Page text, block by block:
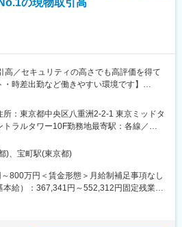
西取手駅、今市駅、東宿郷駅、城東駅、西
谷駅(東京都)、牛田駅(東京都)、荒川一中
北駅、青梅街道駅、布田駅、新高島駅、
子駅、緑町駅、海老名駅(相模線)、西松本
気ビル前駅、南富山駅、片原町駅(富山
岐阜駅、羽島市役所前駅、関駅(岐阜県)、市
、美薗中央公園駅、瑞穂区役所駅、水野
橋駅、一乗寺駅、宇治駅(奈良線)、野田阪神
芝駅、倉敷市駅、山頂駅(千光寺山)、高知
東新木駅、甘木駅(甘木鉄道線)、長崎駅前
資料館駅、佐世保中央駅、人吉駅、奥武山
北海道)、千歳町駅(北海道)、函館アリーナ
駅、電鉄富山駅・エスタ前駅、南富山駅前
址大名町駅、新那加駅、瀬戸市駅、元田中
山駅、府中駅(東京都)、国領駅、瀬谷駅、
駅、鷺沼駅、小田原駅、藤沢駅、秦野駅、
田駅(新潟県)、柏崎駅、直江津駅、松本駅、
駅、駒ケ根駅、穂高駅、岡谷駅、地鉄ビル
福井駅、武生駅、名鉄岐阜駅、大垣駅、江
、高山駅、多治見駅、那加駅、可児駅、
川駅、高塚駅、半田駅、左京山駅、大府
崎駅、西尾駅、刈谷市駅、国府宮駅、安
浜駅、野洲駅、東舞鶴駅、茶山・京都芸術
路駅、京都駅、ＪＲ小倉駅、野田駅(阪神
の現物取引高
高／セキュリティの高さでも高評価を得て
時差出勤など働きやすい環境です】
とする当社のQAエンジニアのリーダーとし
記業務をお任せします。
ート
所：東京都中央区八重洲2-2-1 東京ミッドタ
トラルタワー10F勤務地最寄駅：各線／五
屋内全面禁煙変更の範囲：会社の定める事
含む）
)、宝町駅(東京都)
800万円＜賃金形態＞月給制補足事項なし
本給）：367,341円～552,312円固定残業手